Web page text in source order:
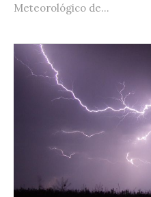
Meteorológico de...